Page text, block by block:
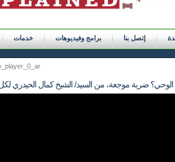
خدمات برامج وفيديوهات إتصل بنا
الوحي؟ ضربة موجعة، من السيد/ الشيخ كمال الحيدري